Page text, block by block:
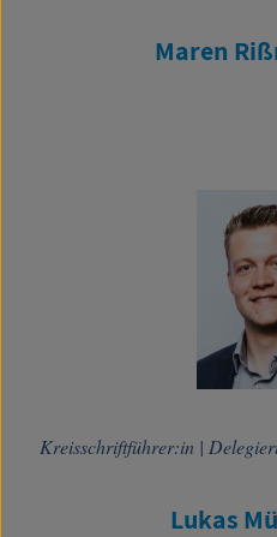
Maren
Kreisschriftführer:in |
Lukas